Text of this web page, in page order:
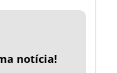
notícia!